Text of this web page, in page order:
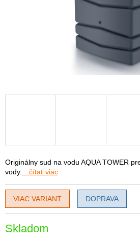
Skladom
Originálny sud na vodu AQUA TOWER
vody.
…čítať viac
VIAC VARIANT DOPRAVA